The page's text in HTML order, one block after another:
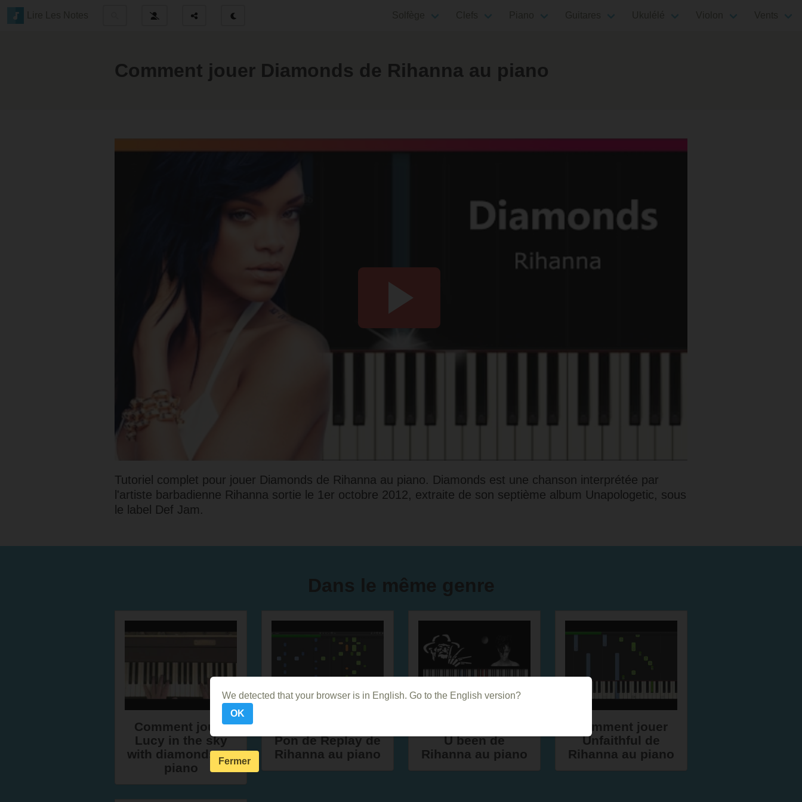
Comment jouer Diamonds de Rihanna au piano
Tutoriel complet pour jouer Diamonds de Rihanna au piano. Diamonds est une chanson interprétée par
l'artiste barbadienne Rihanna sortie le 1er octobre 2012, extraite de son septième album Unapologetic, sous
le label Def Jam.
Comment jouer
Lucy in the sky
with diamonds au
piano
Pon de Replay de
Rihanna au piano
U been de
Rihanna au piano
Comment jouer
Unfaithful de
Rihanna au piano
We detected that your browser is in English. Go to the English version?
OK
Fermer